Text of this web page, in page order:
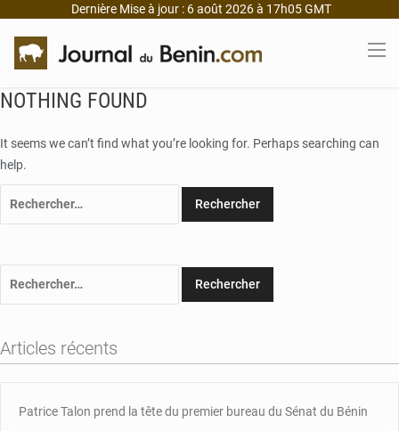
Dernière Mise à jour : 6 août 2026 à 17h05 GMT
NOTHING FOUND
It seems we can’t find what you’re looking for. Perhaps searching can
help.
Articles récents
Patrice Talon prend la tête du premier bureau du Sénat du Bénin